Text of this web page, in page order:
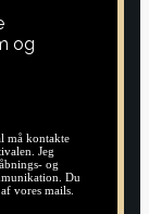
og
må kontakte
Jeg
og
Du
vores mails.